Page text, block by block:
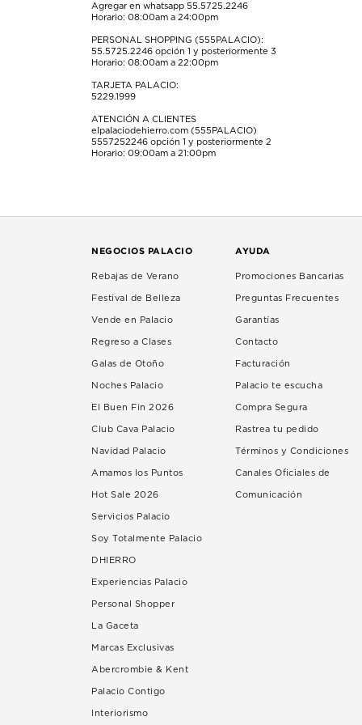
Agregar en whatsapp 55.5725.2246
Horario: 08:00am a 24:00pm
PERSONAL SHOPPING (555PALACIO):
55.5725.2246 opción 1 y posteriormente 3
Horario: 08:00am a 22:00pm
TARJETA PALACIO:
5229.1999
ATENCIÓN A CLIENTES
elpalaciodehierro.com (555PALACIO)
5557252246 opción 1 y posteriormente 2
Horario: 09:00am a 21:00pm
NEGOCIOS PALACIO
Rebajas de Verano
Festival de Belleza
Vende en Palacio
Regreso a Clases
Galas de Otoño
Noches Palacio
El Buen Fin 2026
Club Cava Palacio
Navidad Palacio
Amamos los Puntos
Hot Sale 2026
Servicios Palacio
Soy Totalmente Palacio
DHIERRO
Experiencias Palacio
Personal Shopper
La Gaceta
Marcas Exclusivas
Abercrombie & Kent
Palacio Contigo
Interiorismo
AYUDA
Promociones Bancarias
Preguntas Frecuentes
Garantías
Contacto
Facturación
Palacio te escucha
Compra Segura
Rastrea tu pedido
Términos y Condiciones
Canales Oficiales de
Comunicación